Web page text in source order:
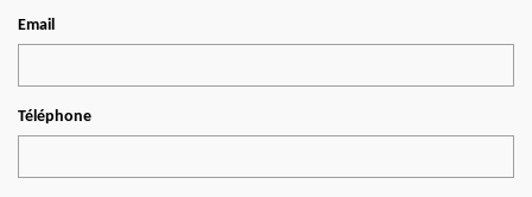
Email
Téléphone